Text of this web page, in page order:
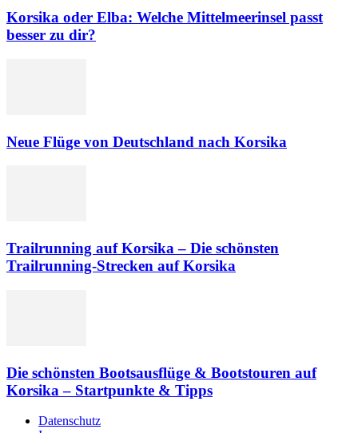
Korsika oder Elba: Welche Mittelmeerinsel passt
besser zu dir?
Neue Flüge von Deutschland nach Korsika
Trailrunning auf Korsika – Die schönsten
Trailrunning-Strecken auf Korsika
Die schönsten Bootsausflüge & Bootstouren auf
Korsika – Startpunkte & Tipps
Datenschutz